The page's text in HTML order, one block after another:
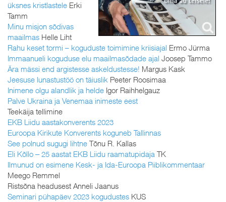
üksnes kristlastele Erki
Tamm
Minu misjon sõdivas
maailmas Helle Liht
Rahu keset tormi – koguduste toimimine kriisiajal Ermo Jürma
Immaanueli koguduse elu maailmasõdade ajal Joosep Tammo
Ära mässi end argistesse askeldustesse! Margus Kask
Jeesuse lunastustöö on täiuslik Peeter Roosimaa
Inimene olgu alandlik ja helde Igor Raihhelgauz
Palve Ukraina ja Venemaa inimeste eest
Teekäija tellimine
EKB Liidu aastakonverents 2023
Euroopa Kirikute Konverents koguneb Tallinnas
See polnud sugugi lihtne Tõnu R. Kallas
Eli Kõllo ‒ 25 aastat EKB Liidu raamatupidaja TK
Ilmunud on esimene Kesk- ja Ida-Euroopa Piiblikommentaar
Meego Remmel
Ristsõna headusest Anneli Jaanus
Seminari pühapäev 2023 kogudustes KUS